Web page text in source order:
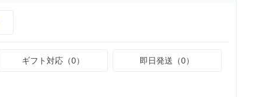
ギフト対応（0） 即日発送（0）